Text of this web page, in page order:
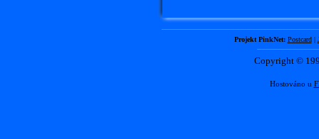
Projekt PinkNet: Postcard|
Copyright ©
Hostováno u